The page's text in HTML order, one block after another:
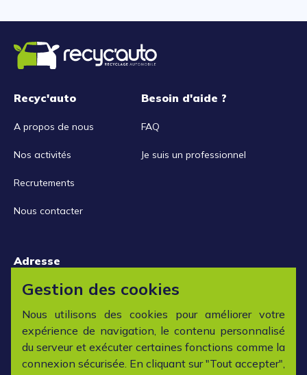
Recyc'auto
A propos de nous
Nos activités
Recrutements
Nous contacter
Besoin d'aide ?
FAQ
Je suis un professionnel
Adresse
15 rue de la Libération
42152 L'horme
Horaires
Gestion des cookies
Nous utilisons des cookies pour améliorer votre
expérience de navigation, le contenu personnalisé
du serveur et exécuter certaines fonctions comme la
connexion sécurisée. En cliquant sur "Tout accepter",